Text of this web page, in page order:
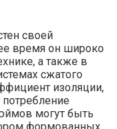
своей
время он широко
а также в
сжатого
изоляции,
могут быть